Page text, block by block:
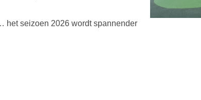
het seizoen 2026 wordt spannender